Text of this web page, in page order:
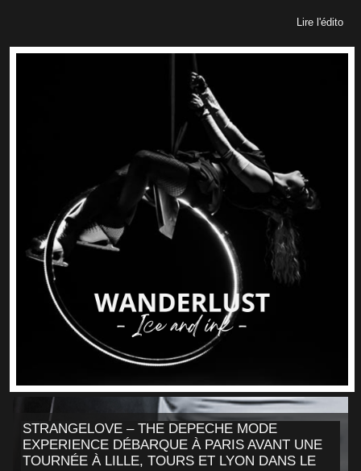
Lire l'édito
STRANGELOVE – THE DEPECHE MODE
EXPERIENCE DÉBARQUE À PARIS AVANT UNE
TOURNÉE À LILLE, TOURS ET LYON DANS LE